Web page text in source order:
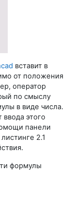
вставит в
от положения
оператор
по смыслу
в виде числа.
этого
панели
2.1
формулы